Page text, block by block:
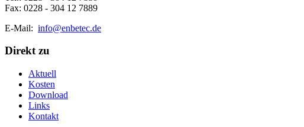
Fax: 0228 - 304 12 7889
E-Mail: info@enbetec.de
Direkt zu
Aktuell
Kosten
Download
Links
Kontakt